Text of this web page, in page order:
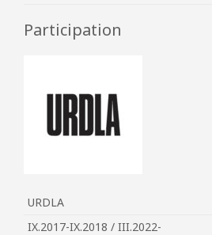
Participation
URDLA
IX.2017-IX.2018 / III.2022-